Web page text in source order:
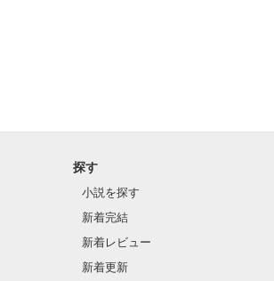
探す
小説を探す
新着完結
新着レビュー
新着更新